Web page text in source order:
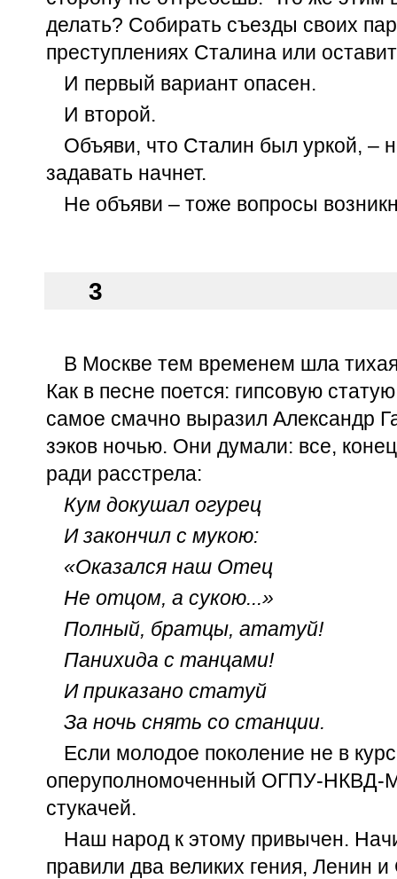
делать? Собирать съезды своих
преступлениях Сталина или
И первый вариант опасен.
И второй.
Объяви, что Сталин был уркой, –
задавать начнет.
Не объяви – тоже вопросы
3
В Москве тем временем шла
Как в песне поется: гипсовую
самое смачно выразил Александр
зэков ночью. Они думали: все,
ради расстрела:
Кум докушал огурец
И закончил с мукою:
«Оказался наш Отец
Не отцом, а сукою...»
Полный, братцы, ататуй!
Панихида с танцами!
И приказано статуй
За ночь снять со станции.
Если молодое поколение не в
оперуполномоченный ОГПУ-НКВД-
стукачей.
Наш народ к этому привычен.
правили два великих гения, Ленин